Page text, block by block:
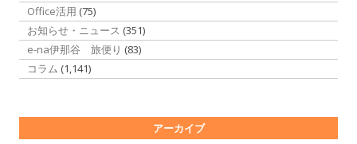
Office活用 (75)
お知らせ・ニュース (351)
e-na伊那谷 旅便り (83)
コラム (1,141)
アーカイブ